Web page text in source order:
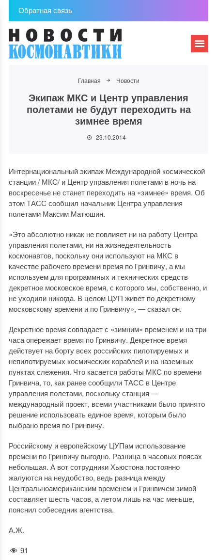
Обратная связь
Главная Новости
Экипаж МКС и Центр управления
полетами не будут переходить на
зимнее время
23.10.2014
Интернациональный экипаж Международной космической
станции / МКС/ и Центр управления полетами в ночь на
воскресенье не станет переходить на «зимнее» время. Об
этом ТАСС сообщил начальник Центра управления
полетами Максим Матюшин.
«Это абсолютно никак не повлияет ни на работу Центра
управления полетами, ни на жизнедеятельность
космонавтов, поскольку они используют на МКС в
качестве рабочего времени время по Гринвичу, а мы
используем для программных и технических средств
декретное московское время, с которого мы, собственно, и
не уходили никогда. В целом ЦУП живет по декретному
московскому времени и по Гринвичу», — сказал он.
Декретное время совпадает с «зимним» временем и на три
часа опережает время по Гринвичу. Декретное время
действует на борту всех российских пилотируемых и
непилотируемых космических кораблей и на наземных
пунктах слежения. Что касается работы МКС по времени
Гринвича, то, как ранее сообщили ТАСС в Центре
управления полетами, поскольку станция —
международный проект, всеми участниками было принято
решение использовать единое время, которым было
выбрано время по Гринвичу.
Российскому и европейскому ЦУПам использование
времени по Гринвичу выгодно. Разница в часовых поясах
небольшая. А вот сотрудники Хьюстона постоянно
жалуются на неудобство, ведь разница между
Центральноамериканским временем и Гринвичем зимой
составляет шесть часов, а летом лишь на час меньше,
пояснил собеседник агентства.
А.Ж.
91